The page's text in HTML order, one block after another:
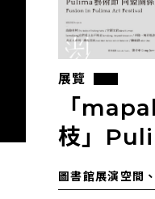
展覽
「
枝」
係 成果
圖書館展演空間